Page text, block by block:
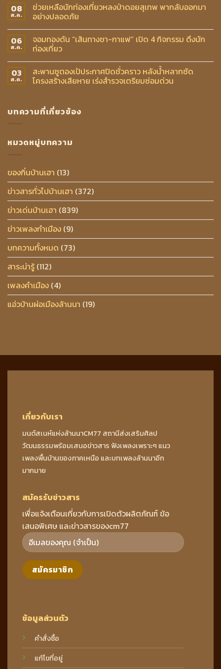
08
ส.ค.
ช่วยเหลือนักท่องเที่ยวหลงป่าดอยสุเทพ พากลับออกมา
อย่างปลอดภัย
06
ส.ค.
จอมทองดัน “เส้นทางชา-กาแฟ” เปิด 4 กิจกรรม ดึงนัก
ท่องเที่ยว
03
ส.ค.
สะพานซูตองเป้ประกาศปิดชั่วคราว หลังน้ำหลากซัด
โครงสร้างเสียหาย เร่งสำรวจเตรียมซ่อมด่วน
บทความที่เกี่ยวข้อง
หมวดหมู่บทความ
ของกิ๋นบ้านเฮา (13)
ข่าวสารทั่วไปบ้านเฮา (372)
ข่าวเด่นบ้านเฮา (839)
ข่าวเพลงกำเมือง (9)
บทความทั้งหมด (73)
สาระน่ารู้ (112)
เพลงคำเมือง (4)
แอ่วบ้านผ่อเมืองล้านนา (19)
เกี่ยวกับเรา
มนต์สเนห์แห่งล้านนาCM77 สถานีส่งเสริมศิลป
วัฒนธรรมพร้อมเสนอข่าวสาร ฟังเพลงเพราะๆ แนว
เพลงพื้นบ้านของภาคเหนือ และบทเพลงล้านนาอีก
มากมาย
ข้อมูลส่วนตัว
คำสั่งซื้อ
แก้ไขที่อยู่
สมัครรับข่าวสาร
เพื่อแจ้งเตือนเกี่ยวกับการเปิดตัวผลิตภัณฑ์ ข้อ
เสนอพิเศษ และข่าวสารของcm77